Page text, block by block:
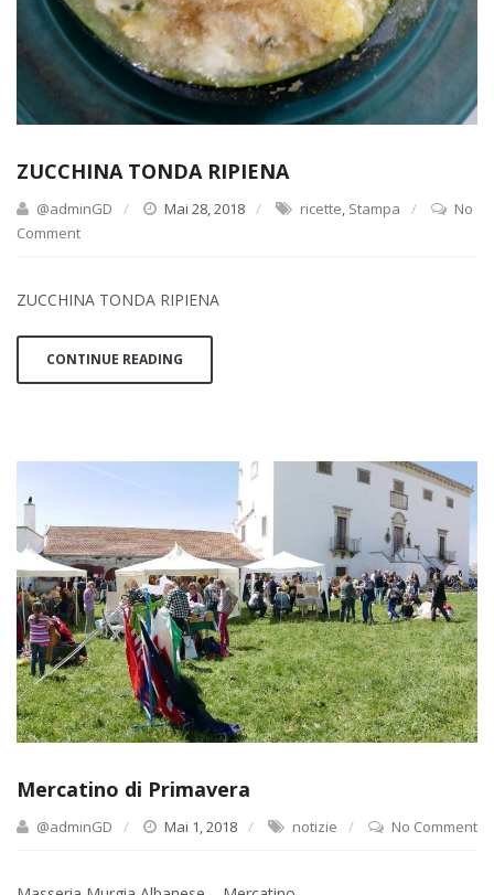
ZUCCHINA TONDA RIPIENA
@adminGD Mai 28, 2018 ricette, Stampa
No
Comment
ZUCCHINA TONDA RIPIENA
CONTINUE READING
Mercatino di Primavera
@adminGD Mai 1, 2018 notizie No Comment